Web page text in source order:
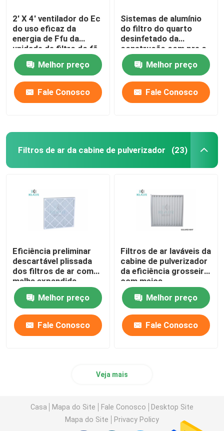
2' X 4' ventilador do Ec
do uso eficaz da
energia de Ffu da
unidade de filtro do fã
do quarto desinfetado
com pre o filtro
Melhor preço
Fale Conosco
Sistemas de alumínio
do filtro do quarto
desinfetado da
construção com pre o
ventilador da C.A. do
filtro
Melhor preço
Fale Conosco
Filtros de ar da cabine de pulverizador (23)
Eficiência preliminar
descartável plissada
dos filtros de ar com
malha expandida
Melhor preço
Fale Conosco
Filtros de ar laváveis da
cabine de pulverizador
da eficiência grosseira
com meios
substituíveis
Melhor preço
Fale Conosco
Veja mais
Casa Mapa do Site Fale Conosco
Desktop Site
Mapa do Site
Privacy Policy